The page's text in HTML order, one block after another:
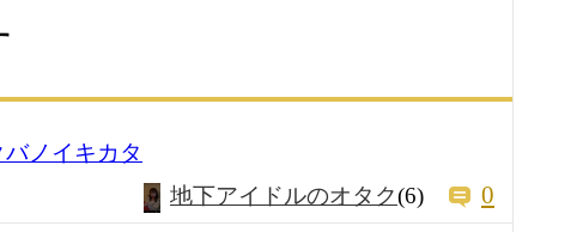
ノイキカタ
地下アイドルのオタク(6) 0